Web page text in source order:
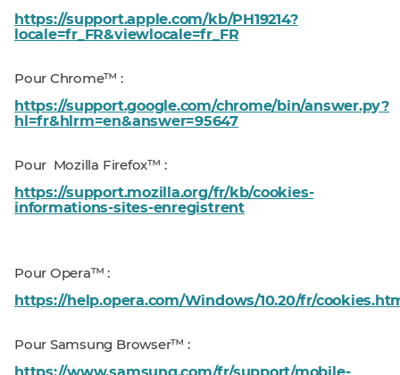
https://support.apple.com/kb/PH19214?
locale=fr_FR&viewlocale=fr_FR
Pour Chrome™ :
https://support.google.com/chrome/bin/answer.py?
hl=fr&hlrm=en&answer=95647
Pour Mozilla Firefox™ :
https://support.mozilla.org/fr/kb/cookies-
informations-sites-enregistrent
Pour Opera™ :
https://help.opera.com/Windows/10.20/fr/
Pour Samsung Browser™ :